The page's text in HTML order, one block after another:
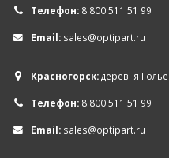
Телефон: 8 800 511 51 99
Email: sales@optipart.ru
Красногорск:деревня
Телефон: 8 800 511 51 99
Email: sales@optipart.ru